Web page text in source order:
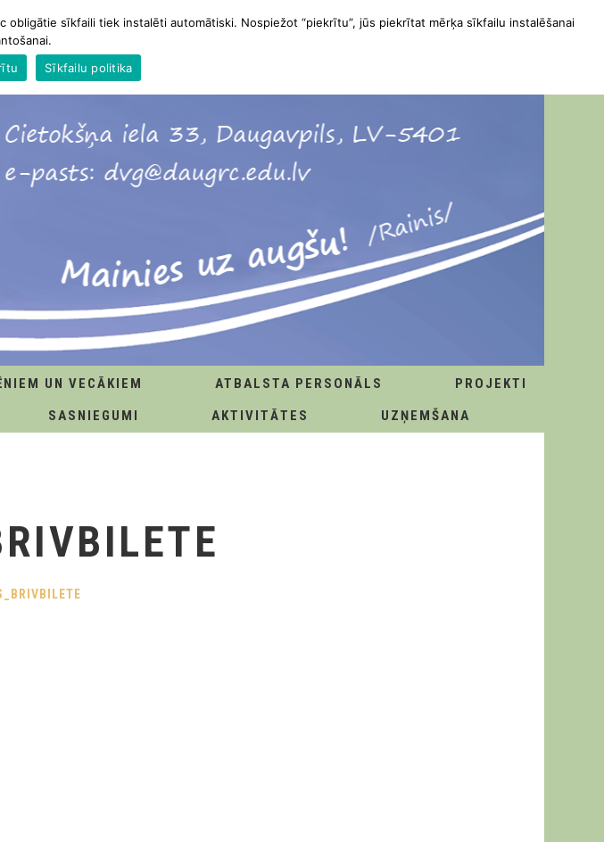
UN VECĀKIEM ATBALSTA PERSONĀLS
PROJEKTI
SASNIEGUMI AKTIVITĀTES UZŅEMŠANA
sīkfaili tiek instalēti automātiski. Nospiežot “piekrītu”, jūs piekrītat mērķa sīkfailu instalēšanai
Sīkfailu politika